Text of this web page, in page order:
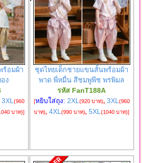
ร้อมผ้า
ง
3XL(960
บาท)]
ชุดไทยเด็กชายแขนสั้นพร้อมผ้า
พาด พี่หมื่น สีชมพูพีช พรพิมล
รหัส FanT188A
[หยิบใส่ถุง: 2XL (920 บาท), 3XL (960
บาท), 4XL(990 บาท), 5XL(1040 บาท)]